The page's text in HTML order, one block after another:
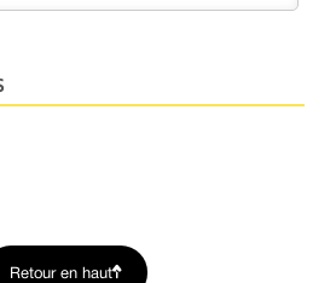
Retour en haut